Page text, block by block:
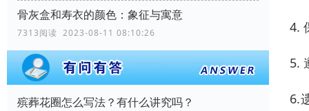
骨灰盒和寿衣的颜色：象征与寓意
7313阅读 2023-08-11 08:10:26
殡葬花圈怎么写法？有什么讲究吗？
4.
5.
6.